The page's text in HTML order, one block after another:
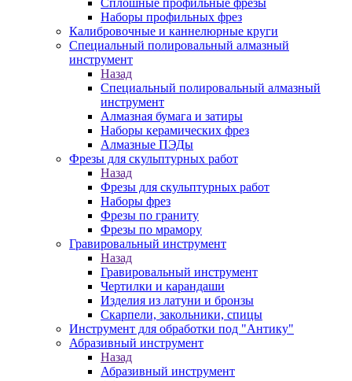
Сплошные профильные фрезы
Наборы профильных фрез
Калибровочные и каннелюрные круги
Специальный полировальный алмазный
инструмент
Назад
Специальный полировальный алмазный
инструмент
Алмазная бумага и затиры
Наборы керамических фрез
Алмазные ПЭДы
Фрезы для скульптурных работ
Назад
Фрезы для скульптурных работ
Наборы фрез
Фрезы по граниту
Фрезы по мрамору
Гравировальный инструмент
Назад
Гравировальный инструмент
Чертилки и карандаши
Изделия из латуни и бронзы
Скарпели, закольники, спицы
Инструмент для обработки под "Антику"
Абразивный инструмент
Назад
Абразивный инструмент